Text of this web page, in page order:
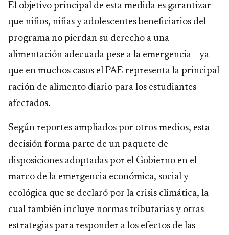
El objetivo principal de esta medida es garantizar
que niños, niñas y adolescentes beneficiarios del
programa no pierdan su derecho a una
alimentación adecuada pese a la emergencia —ya
que en muchos casos el PAE representa la principal
ración de alimento diario para los estudiantes
afectados.
Según reportes ampliados por otros medios, esta
decisión forma parte de un paquete de
disposiciones adoptadas por el Gobierno en el
marco de la emergencia económica, social y
ecológica que se declaró por la crisis climática, la
cual también incluye normas tributarias y otras
estrategias para responder a los efectos de las